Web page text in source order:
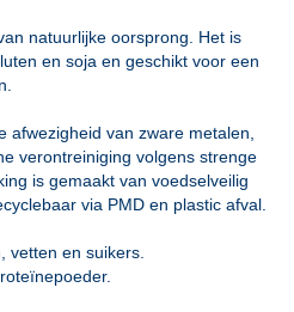
natuurlijke oorsprong. Het is
en soja en geschikt voor een
afwezigheid van zware metalen,
verontreiniging volgens strenge
is gemaakt van voedselveilig
via PMD en plastic afval.
vetten en suikers.